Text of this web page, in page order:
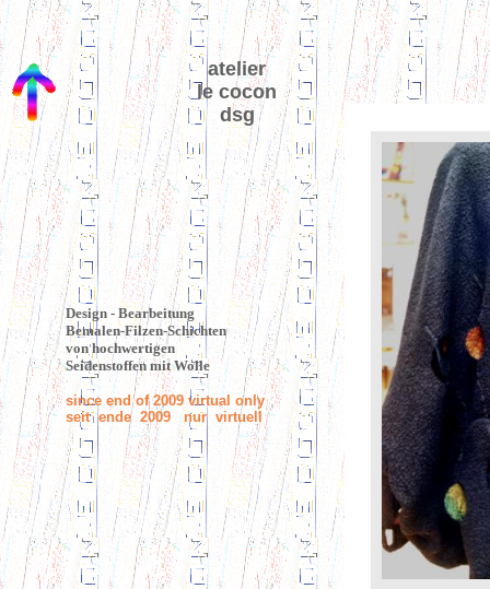
atelier
le cocon
dsg
Design - Bearbeitung
Bemalen-Filzen-Schichten
von hochwertigen
Seidenstoffen mit Wolle
since end of 2009 virtual only
seit ende 2009 nur virtuell